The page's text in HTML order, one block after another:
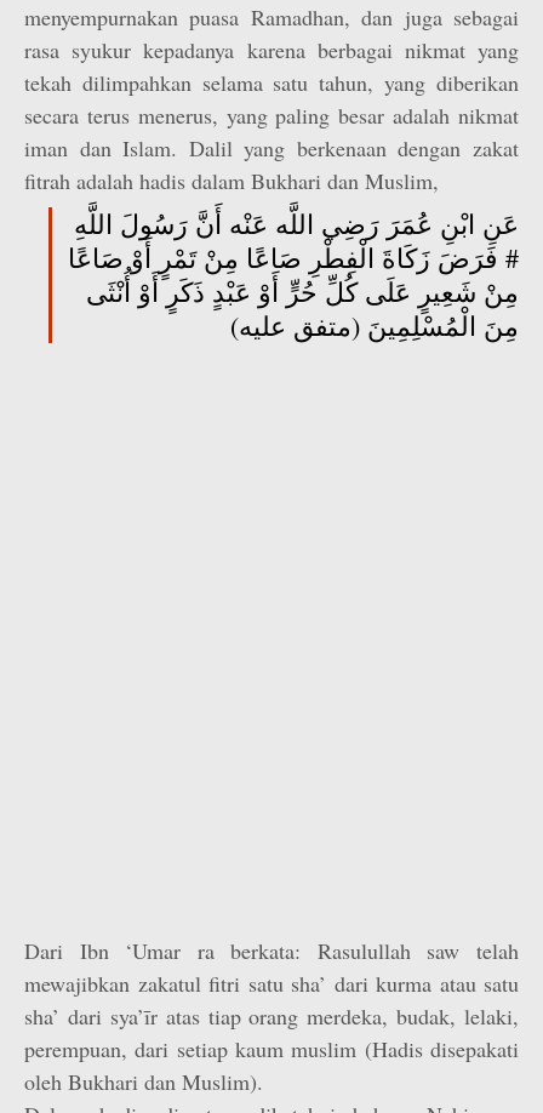
menyempurnakan puasa Ramadhan, dan juga sebagai
rasa syukur kepadanya karena berbagai nikmat yang
tekah dilimpahkan selama satu tahun, yang diberikan
secara terus menerus, yang paling besar adalah nikmat
iman dan Islam. Dalil yang berkenaan dengan zakat
fitrah adalah hadis dalam Bukhari dan Muslim,
عَنِ ابْنِ عُمَرَ رَضِي اللَّه عَنْه أَنَّ رَسُولَ اللَّهِ
# فَرَضَ زَكَاةَ الْفِطْرِ صَاعًا مِنْ تَمْرٍ أَوْ صَاعًا
مِنْ شَعِيرٍ عَلَى كُلِّ حُرٍّ أَوْ عَبْدٍ ذَكَرٍ أَوْ أُنْثَى
مِنَ الْمُسْلِمِينَ (متفق عليه)
Dari Ibn ‘Umar ra berkata: Rasulullah saw telah
mewajibkan zakatul fitri satu sha’ dari kurma atau satu
sha’ dari sya’īr atas tiap orang merdeka, budak, lelaki,
perempuan, dari setiap kaum muslim (Hadis disepakati
oleh Bukhari dan Muslim).